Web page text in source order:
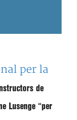
per la
de
Lusenge “per